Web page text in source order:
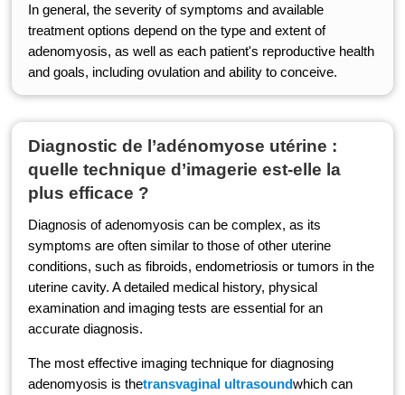
In general, the severity of symptoms and available
treatment options depend on the type and extent of
adenomyosis, as well as each patient's reproductive health
and goals, including ovulation and ability to conceive.
Diagnostic de l’adénomyose utérine :
quelle technique d’imagerie est-elle la
plus efficace ?
Diagnosis of adenomyosis can be complex, as its
symptoms are often similar to those of other uterine
conditions, such as fibroids, endometriosis or tumors in the
uterine cavity. A detailed medical history, physical
examination and imaging tests are essential for an
accurate diagnosis.
The most effective imaging technique for diagnosing
adenomyosis is thetransvaginal ultrasoundwhich can